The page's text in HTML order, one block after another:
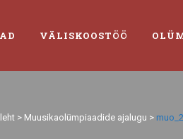
VÄLISKOOSTÖÖ
> Muusikaolümpiaadide ajalugu >